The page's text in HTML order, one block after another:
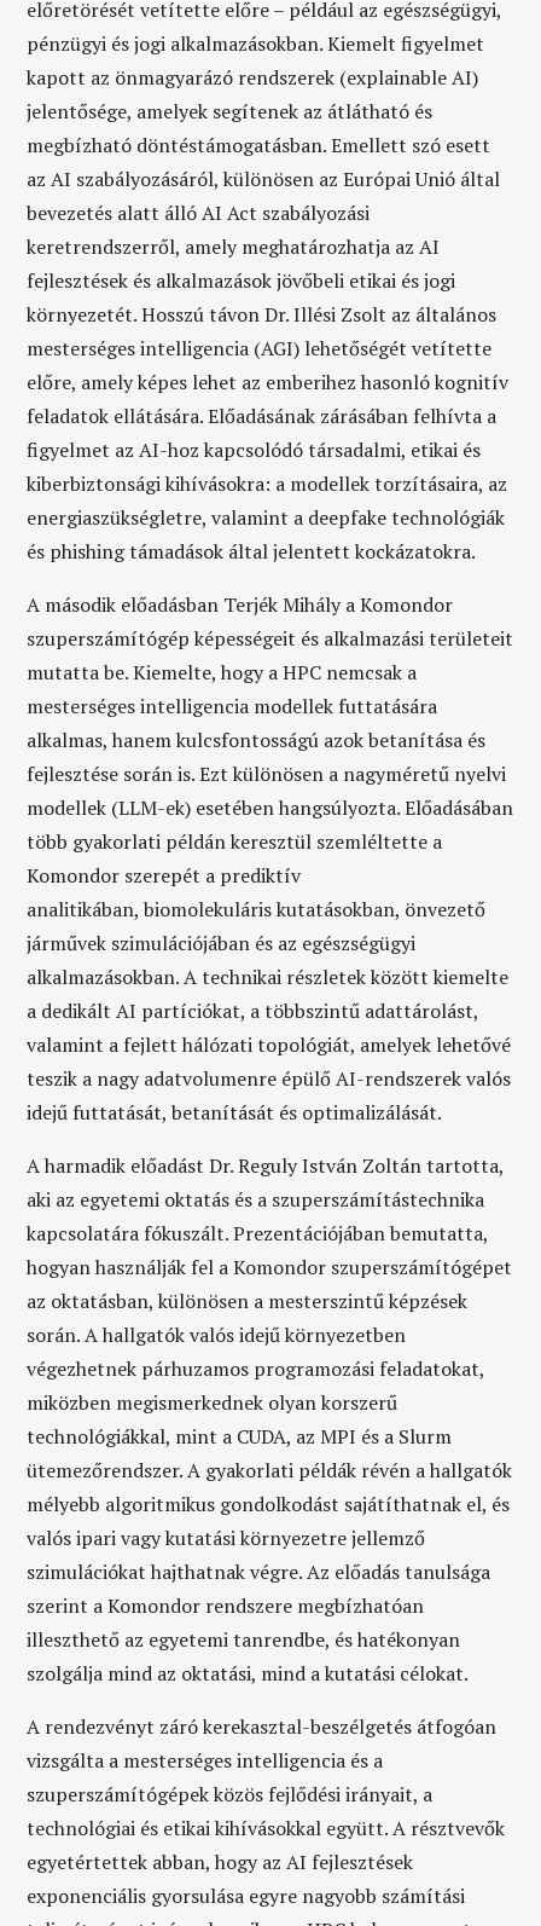
előretörését vetítette előre – például az egészségügyi,
pénzügyi és jogi alkalmazásokban. Kiemelt figyelmet
kapott az önmagyarázó rendszerek (explainable AI)
jelentősége, amelyek segítenek az átlátható és
megbízható döntéstámogatásban. Emellett szó esett
az AI szabályozásáról, különösen az Európai Unió által
bevezetés alatt álló AI Act szabályozási
keretrendszerről, amely meghatározhatja az AI
fejlesztések és alkalmazások jövőbeli etikai és jogi
környezetét. Hosszú távon Dr. Illési Zsolt az általános
mesterséges intelligencia (AGI) lehetőségét vetítette
előre, amely képes lehet az emberihez hasonló kognitív
feladatok ellátására. Előadásának zárásában felhívta a
figyelmet az AI-hoz kapcsolódó társadalmi, etikai és
kiberbiztonsági kihívásokra: a modellek torzításaira, az
energiaszükségletre, valamint a deepfake technológiák
és phishing támadások által jelentett kockázatokra.
A második előadásban Terjék Mihály a Komondor
szuperszámítógép képességeit és alkalmazási területeit
mutatta be. Kiemelte, hogy a HPC nemcsak a
mesterséges intelligencia modellek futtatására
alkalmas, hanem kulcsfontosságú azok betanítása és
fejlesztése során is. Ezt különösen a nagyméretű nyelvi
modellek (LLM-ek) esetében hangsúlyozta. Előadásában
több gyakorlati példán keresztül szemléltette a
Komondor szerepét a prediktív
analitikában,biomolekuláris kutatásokban, önvezető
járművek szimulációjában és az egészségügyi
alkalmazásokban. A technikai részletek között kiemelte
a dedikált AI partíciókat, a többszintű adattárolást,
valamint a fejlett hálózati topológiát, amelyek lehetővé
teszik a nagy adatvolumenre épülő AI-rendszerek valós
idejű futtatását, betanítását és optimalizálását.
A harmadik előadást Dr. Reguly István Zoltán tartotta,
aki az egyetemi oktatás és a szuperszámítástechnika
kapcsolatára fókuszált. Prezentációjában bemutatta,
hogyan használják fel a Komondor szuperszámítógépet
az oktatásban, különösen a mesterszintű képzések
során. A hallgatók valós idejű környezetben
végezhetnek párhuzamos programozási feladatokat,
miközben megismerkednek olyan korszerű
technológiákkal, mint a CUDA, az MPI és a Slurm
ütemezőrendszer. A gyakorlati példák révén a hallgatók
mélyebb algoritmikus gondolkodást sajátíthatnak el, és
valós ipari vagy kutatási környezetre jellemző
szimulációkat hajthatnak végre. Az előadás tanulsága
szerint a Komondor rendszere megbízhatóan
illeszthető az egyetemi tanrendbe, és hatékonyan
szolgálja mind az oktatási, mind a kutatási célokat.
A rendezvényt záró kerekasztal-beszélgetés átfogóan
vizsgálta a mesterséges intelligencia és a
szuperszámítógépek közös fejlődési irányait, a
technológiai és etikai kihívásokkal együtt. A résztvevők
egyetértettek abban, hogy az AI fejlesztések
exponenciális gyorsulása egyre nagyobb számítási